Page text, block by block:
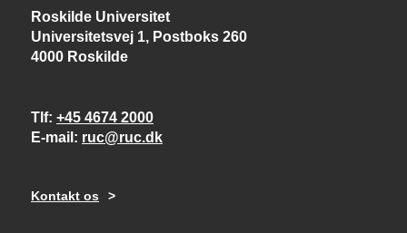
Roskilde Universitet
Universitetsvej 1, Postboks 260
4000 Roskilde
Tlf +45 4674 2000
E-mail
ruc@ruc.dk
Kontakt os